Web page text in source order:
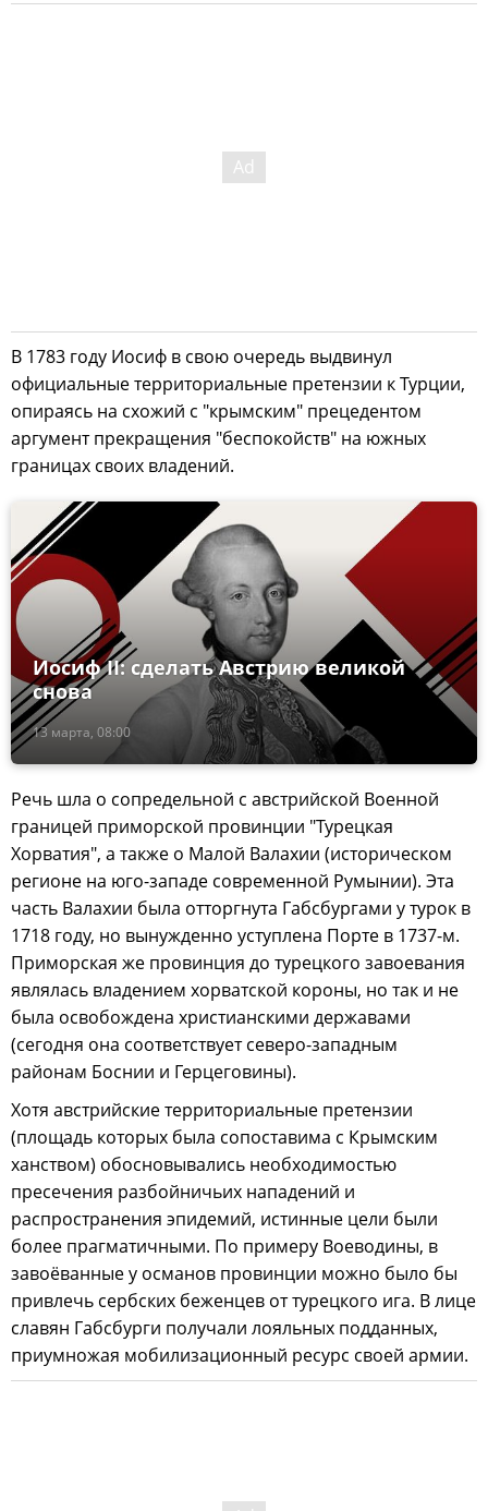
В 1783 году Иосиф в свою очередь выдвинул
официальные территориальные претензии к Турции,
опираясь на схожий с "крымским" прецедентом
аргумент прекращения "беспокойств" на южных
границах своих владений.
13 марта, 08:00
Иосиф II: сделать Австрию великой
снова
Речь шла о сопредельной с австрийской Военной
границей приморской провинции "Турецкая
Хорватия", а также о Малой Валахии (историческом
регионе на юго-западе современной Румынии). Эта
часть Валахии была отторгнута Габсбургами у турок в
1718 году, но вынужденно уступлена Порте в 1737-м.
Приморская же провинция до турецкого завоевания
являлась владением хорватской короны, но так и не
была освобождена христианскими державами
(сегодня она соответствует северо-западным
районам Боснии и Герцеговины).
Хотя австрийские территориальные претензии
(площадь которых была сопоставима с Крымским
ханством) обосновывались необходимостью
пресечения разбойничьих нападений и
распространения эпидемий, истинные цели были
более прагматичными. По примеру Воеводины, в
завоёванные у османов провинции можно было бы
привлечь сербских беженцев от турецкого ига. В лице
славян Габсбурги получали лояльных подданных,
приумножая мобилизационный ресурс своей армии.